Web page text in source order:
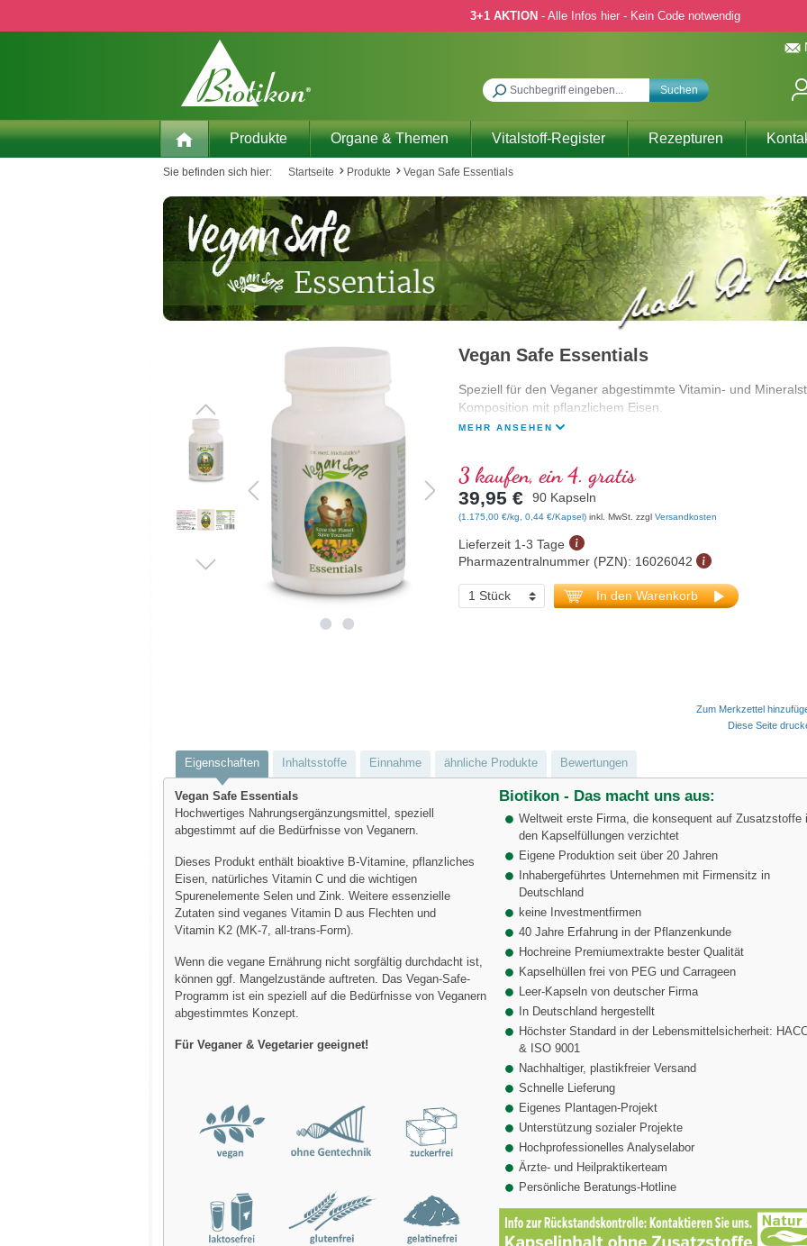
3+1 AKTION - Alle Infos hier - Kein Code notwendig
Suchen
Produkte Organe & Themen Vitalstoff-Register Rezepturen
Sie befinden sich hier: Startseite Produkte Vegan Safe Essentials
Vegan Safe Essentials
Speziell für den Veganer abgestimmte Vitamin- und
Komposition mit pflanzlichem Eisen.
MEHR ANSEHEN
3 kaufen, ein 4. gratis
39,95 € 90 Kapseln
(1.175,00 €/kg, 0,44 €/Kapsel) inkl. MwSt. zzgl Versandkosten
Lieferzeit 1-3 Tage
Pharmazentralnummer (PZN): 16026042
In den Warenkorb
Zum Merkzettel
Diese Seite
Eigenschaften Inhaltsstoffe Einnahme ähnliche Produkte Bewertungen
Vegan Safe Essentials
Hochwertiges Nahrungsergänzungsmittel, speziell
abgestimmt auf die Bedürfnisse von Veganern.
Dieses Produkt enthält bioaktive B-Vitamine, pflanzliches
Eisen, natürliches Vitamin C und die wichtigen
Spurenelemente Selen und Zink. Weitere essenzielle
Zutaten sind veganes Vitamin D aus Flechten und
Vitamin K2 (MK-7, all-trans-Form).
Wenn die vegane Ernährung nicht sorgfältig durchdacht ist,
können ggf. Mangelzustände auftreten. Das Vegan-Safe-
Programm ist ein speziell auf die Bedürfnisse von Veganern
abgestimmtes Konzept.
Für Veganer & Vegetarier geeignet!
Biotikon - Das macht uns aus:
Weltweit erste Firma, die konsequent auf Zusatzstoffe
den Kapselfüllungen verzichtet
Eigene Produktion seit über 20 Jahren
Inhabergeführtes Unternehmen mit Firmensitz in
Deutschland
keine Investmentfirmen
40 Jahre Erfahrung in der Pflanzenkunde
Hochreine Premiumextrakte bester Qualität
Kapselhüllen frei von PEG und Carrageen
Leer-Kapseln von deutscher Firma
In Deutschland hergestellt
Höchster Standard in der Lebensmittelsicherheit:
& ISO 9001
Nachhaltiger, plastikfreier Versand
Schnelle Lieferung
Eigenes Plantagen-Projekt
Unterstützung sozialer Projekte
Hochprofessionelles Analyselabor
Ärzte- und Heilpraktikerteam
Persönliche Beratungs-Hotline